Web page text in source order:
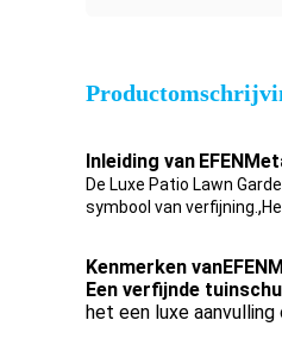
Inleiding van EFEN
De Luxe Patio Lawn
symbool van verfijning. ,
Kenmerken vanEFEN
Een verfijnde
het een luxe aanvulling